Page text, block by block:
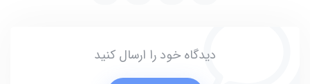
دیدگاه خود را ارسال کنید